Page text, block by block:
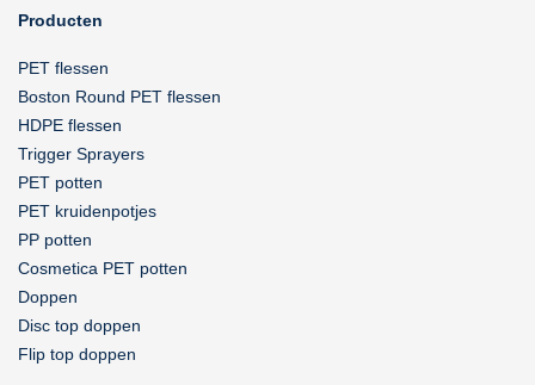
Producten
PET flessen
Boston Round PET flessen
HDPE flessen
Trigger Sprayers
PET potten
PET kruidenpotjes
PP potten
Cosmetica PET potten
Doppen
Disc top doppen
Flip top doppen